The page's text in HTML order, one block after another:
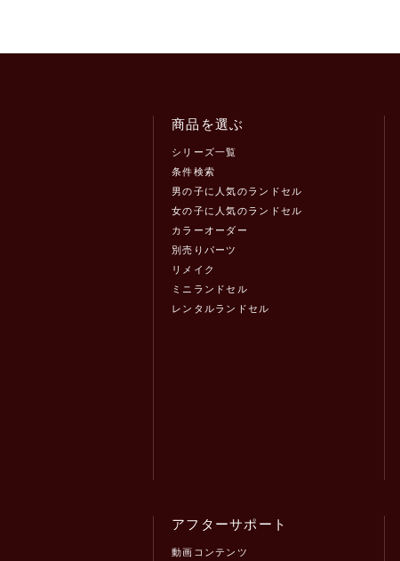
商品を選ぶ
シリーズ一覧
条件検索
男の子に人気のランドセル
女の子に人気のランドセル
カラーオーダー
別売りパーツ
リメイク
ミニランドセル
レンタルランドセル
アフターサポート
動画コンテンツ